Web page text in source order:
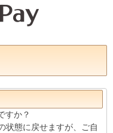
すか？
状態に戻せますが、ご自